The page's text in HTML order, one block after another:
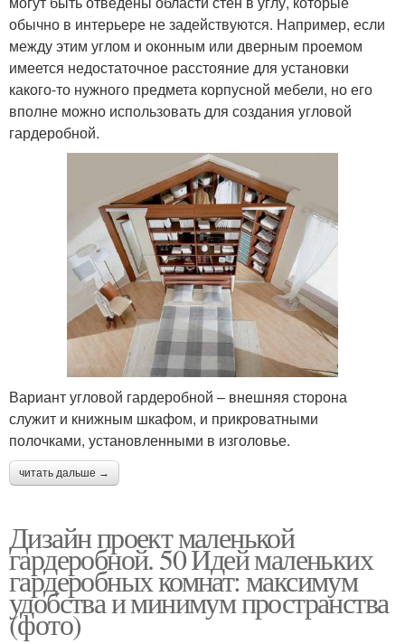
обычно в интерьере не задействуются. Например, если
между этим углом и оконным или дверным проемом
имеется недостаточное расстояние для установки
какого-то нужного предмета корпусной мебели, но его
вполне можно использовать для создания угловой
гардеробной.
Вариант угловой гардеробной – внешняя сторона
служит и книжным шкафом, и прикроватными
полочками, установленными в изголовье.
читать дальше →
Дизайн проект маленькой
гардеробной. 50 Идей маленьких
гардеробных комнат: максимум
удобства и минимум пространства
(фото)